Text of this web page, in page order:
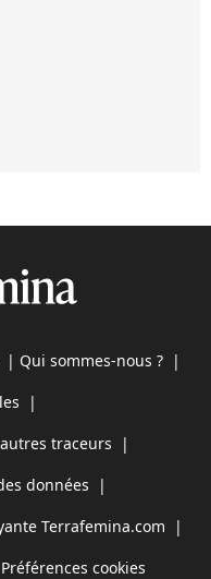
| Qui sommes-nous ? |
|
traceurs |
données |
Terrafemina.com |
Préférences cookies